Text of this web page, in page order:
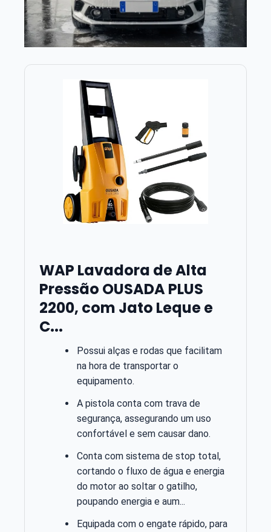
WAP Lavadora de Alta
Pressão OUSADA PLUS
2200, com Jato Leque e
C...
Possui alças e rodas que facilitam
na hora de transportar o
equipamento.
A pistola conta com trava de
segurança, assegurando um uso
confortável e sem causar dano.
Conta com sistema de stop total,
cortando o fluxo de água e energia
do motor ao soltar o gatilho,
poupando energia e aum...
Equipada com o engate rápido, para